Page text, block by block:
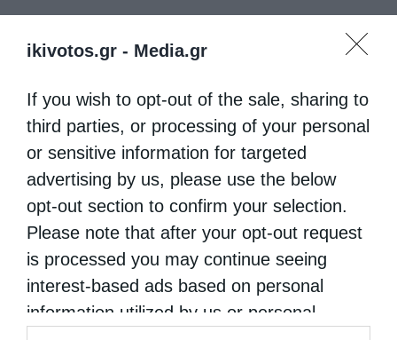
ikivotos.gr - Media.gr
If you wish to opt-out of the sale, sharing to
third parties, or processing of your personal
or sensitive information for targeted
advertising by us, please use the below
opt-out section to confirm your selection.
Please note that after your opt-out request
is processed you may continue seeing
interest-based ads based on personal
information utilized by us or personal